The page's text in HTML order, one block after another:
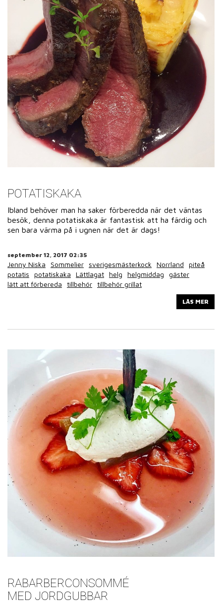
POTATISKAKA
Ibland behöver man ha saker förberedda när det väntas
besök, denna potatiskaka är fantastisk att ha färdig och
sen bara värma på i ugnen när det är dags!
september 12, 2017 02:35
Jenny Niska Sommelier sverigesmästerkock Norrland
piteå
potatis
potatiskaka Lättlagat helg helgmiddag
gäster
lätt att förbereda
tillbehör tillbehör grillat
LÄS MER
RABARBERCONSOMMÉ
MED JORDGUBBAR